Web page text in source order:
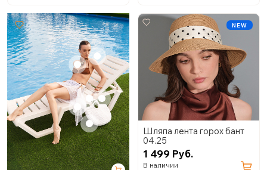
+
+
+
+
+ +
NEW
Шляпа лента горох бант
04.25
1 499 Руб.
В наличии